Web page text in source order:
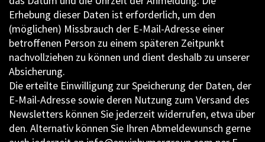
Erhebung dieser Daten ist erforderlich, um den
(möglichen) Missbrauch der E-Mail-Adresse einer
betroffenen Person zu einem späteren Zeitpunkt
nachvollziehen zu können und dient deshalb zu unserer
Absicherung.
Die erteilte Einwilligung zur Speicherung der Daten, der
E-Mail-Adresse sowie deren Nutzung zum Versand des
Newsletters können Sie jederzeit widerrufen, etwa über
den. Alternativ können Sie Ihren Abmeldewunsch gerne